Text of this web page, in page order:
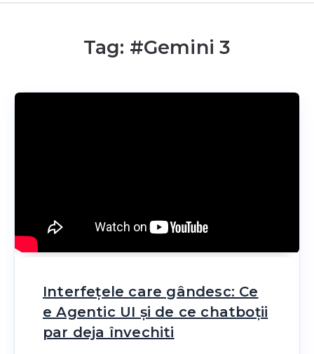
Tag: #Gemini 3
Interfețele care gândesc: Ce
e Agentic UI și de ce chatboții
par deja învechiti